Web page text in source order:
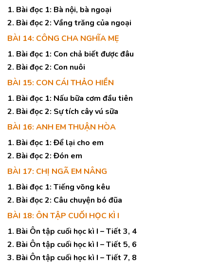
1. Bài đọc 1: Bà nội, bà ngoại
2. Bài đọc 2: Vầng trăng của ngoại
BÀI 14: CÔNG CHA NGHĨA MẸ
1. Bài đọc 1: Con chả biết được đâu
2. Bài đọc 2: Con nuôi
BÀI 15: CON CÁI THẢO HIỀN
1. Bài đọc 1: Nấu bữa cơm đầu tiên
2. Bài đọc 2: Sự tích cây vú sữa
BÀI 16: ANH EM THUẬN HÒA
1. Bài đọc 1: Để lại cho em
2. Bài đọc 2: Đón em
BÀI 17: CHỊ NGÃ EM NÂNG
1. Bài đọc 1: Tiếng võng kêu
2. Bài đọc 2: Câu chuyện bó đũa
BÀI 18: ÔN TẬP CUỐI HỌC KÌ I
1. Bài Ôn tập cuối học kì I – Tiết 3, 4
2. Bài Ôn tập cuối học kì I – Tiết 5, 6
3. Bài Ôn tập cuối học kì I – Tiết 7, 8